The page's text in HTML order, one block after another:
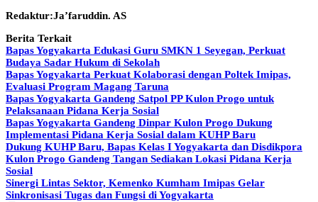
Redaktur:Ja’faruddin. AS
Berita Terkait
Bapas Yogyakarta Edukasi Guru SMKN 1 Seyegan, Perkuat
Budaya Sadar Hukum di Sekolah
Bapas Yogyakarta Perkuat Kolaborasi dengan Poltek Imipas,
Evaluasi Program Magang Taruna
Bapas Yogyakarta Gandeng Satpol PP Kulon Progo untuk
Pelaksanaan Pidana Kerja Sosial
Bapas Yogyakarta Gandeng Dinpar Kulon Progo Dukung
Implementasi Pidana Kerja Sosial dalam KUHP Baru
Dukung KUHP Baru, Bapas Kelas I Yogyakarta dan Disdikpora
Kulon Progo Gandeng Tangan Sediakan Lokasi Pidana Kerja
Sosial
Sinergi Lintas Sektor, Kemenko Kumham Imipas Gelar
Sinkronisasi Tugas dan Fungsi di Yogyakarta